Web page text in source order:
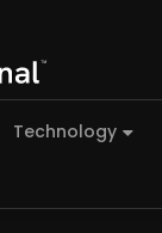
Technology